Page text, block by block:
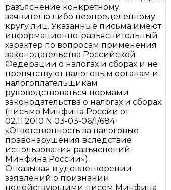
разъяснение конкретному
заявителю либо неопределенному
кругу лиц. Указанные письма имеют
информационно-разъяснительный
характер по вопросам применения
законодательства Российской
Федерации о налогах и сборах и не
препятствуют налоговым органам и
налогоплательщикам
руководствоваться нормами
законодательства о налогах и сборах
(письмо Минфина России от
02.11.2010 N 03-03-06/1/684
«Ответственность за налоговые
правонарушения вследствие
использования разъяснений
Минфина России»).
Отказывая в удовлетворении
заявлений о признании
недействующими писем Минфина